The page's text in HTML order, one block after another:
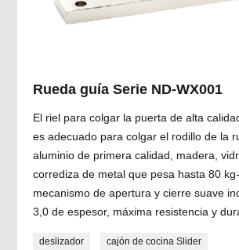
Rueda guía Serie ND-WX001
El riel para colgar la puerta de alta
es adecuado para colgar el rodillo de la
aluminio de primera calidad, madera,
corrediza de metal que pesa hasta 80
mecanismo de apertura y cierre suave
3,0 de espesor, máxima resistencia y
deslizador cajón de cocina Slider